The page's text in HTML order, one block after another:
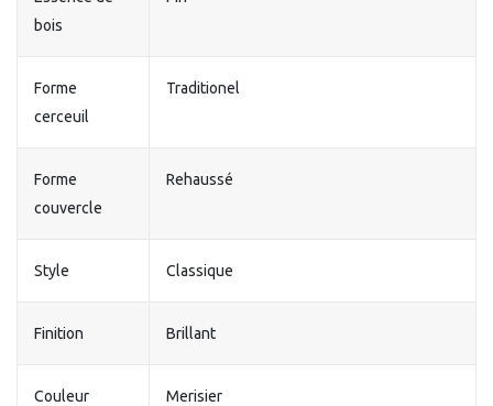
bois
Forme
cerceuil
Traditionel
Forme
couvercle
Rehaussé
Style Classique
Finition Brillant
Couleur Merisier